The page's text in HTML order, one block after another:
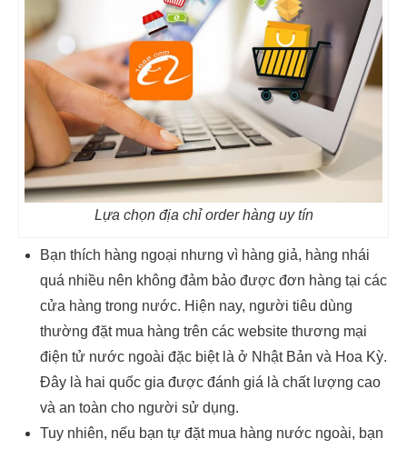
Lựa chọn địa chỉ order hàng uy tín
Bạn thích hàng ngoại nhưng vì hàng giả, hàng nhái
quá nhiều nên không đảm bảo được đơn hàng tại các
cửa hàng trong nước. Hiện nay, người tiêu dùng
thường đặt mua hàng trên các website thương mại
điện tử nước ngoài đặc biệt là ở Nhật Bản và Hoa Kỳ.
Đây là hai quốc gia được đánh giá là chất lượng cao
và an toàn cho người sử dụng.
Tuy nhiên, nếu bạn tự đặt mua hàng nước ngoài, bạn